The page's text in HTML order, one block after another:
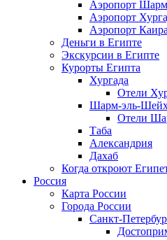
Аэропорт
Аэропорт
Аэропорт Каира
Деньги в Египте
Экскурсии в Египте
Курорты Египта
Хургада
Отели
Шарм-эль-
Отели
Таба
Александрия
Дахаб
Когда откроют
Россия
Карта России
Города России
Санкт-